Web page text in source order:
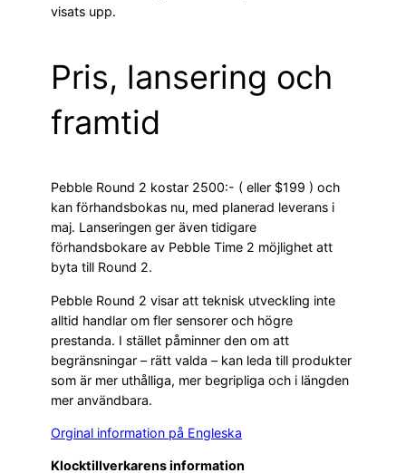
visats upp.
Pris, lansering och
framtid
Pebble Round 2 kostar 2500:- ( eller $199 ) och
kan förhandsbokas nu, med planerad leverans i
maj. Lanseringen ger även tidigare
förhandsbokare av Pebble Time 2 möjlighet att
byta till Round 2.
Pebble Round 2 visar att teknisk utveckling inte
alltid handlar om fler sensorer och högre
prestanda. I stället påminner den om att
begränsningar – rätt valda – kan leda till produkter
som är mer uthålliga, mer begripliga och i längden
mer användbara.
Orginal information på Engleska
Klocktillverkarens information